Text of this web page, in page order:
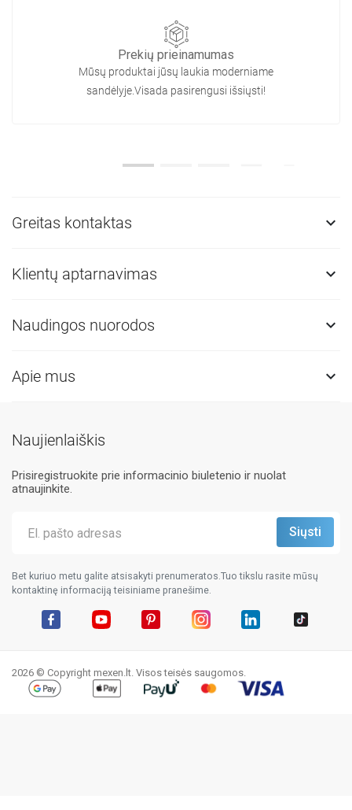
Prekių prieinamumas
Mūsų produktai jūsų laukia moderniame
sandėlyje.Visada pasirengusi išsiųsti!
Greitas kontaktas 
Klientų aptarnavimas 
Naudingos nuorodos 
Apie mus 
Naujienlaiškis
Prisiregistruokite prie informacinio biuletenio ir nuolat
atnaujinkite.
Bet kuriuo metu galite atsisakyti prenumeratos.Tuo tikslu rasite mūsų
kontaktinę informaciją teisiniame pranešime.
2026 © Copyright mexen.lt. Visos teisės saugomos.